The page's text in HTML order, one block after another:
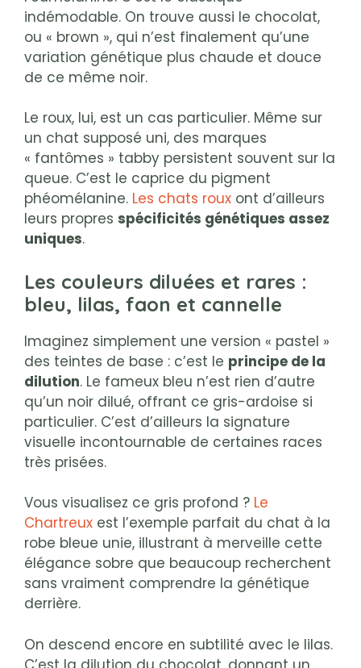
indémodable. On trouve aussi le chocolat,
ou « brown », qui n’est finalement qu’une
variation génétique plus chaude et douce
de ce même noir.
Le roux, lui, est un cas particulier. Même sur
un chat supposé uni, des marques
« fantômes » tabby persistent souvent sur la
queue. C’est le caprice du pigment
phéomélanine. Les chats roux ont d’ailleurs
leurs propres spécificités génétiques assez
uniques.
Les couleurs diluées et rares :
bleu, lilas, faon et cannelle
Imaginez simplement une version « pastel »
des teintes de base : c’est le principe de la
dilution. Le fameux bleu n’est rien d’autre
qu’un noir dilué, offrant ce gris-ardoise si
particulier. C’est d’ailleurs la signature
visuelle incontournable de certaines races
très prisées.
Vous visualisez ce gris profond ? Le
Chartreux est l’exemple parfait du chat à la
robe bleue unie, illustrant à merveille cette
élégance sobre que beaucoup recherchent
sans vraiment comprendre la génétique
derrière.
On descend encore en subtilité avec le lilas.